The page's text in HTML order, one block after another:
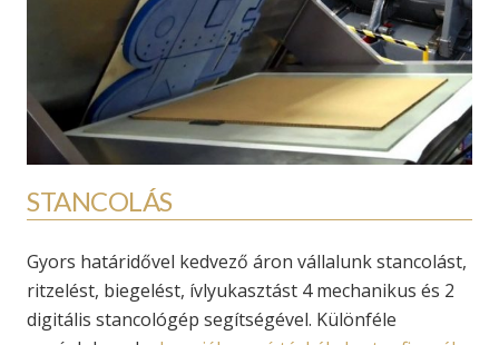
STANCOLÁS
Gyors határidővel kedvező áron vállalunk stancolást,
ritzelést, biegelést, ívlyukasztást 4 mechanikus és 2
digitális stancológép segítségével. Különféle